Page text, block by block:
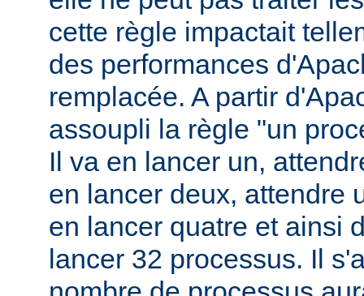
cette règle impactait
des performances
remplacée. A partir
assoupli la règle "un
Il va en lancer un,
en lancer deux, attendre
en lancer quatre et ainsi
lancer 32 processus. Il